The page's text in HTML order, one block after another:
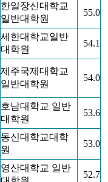
한일장신대학교
일반대학원
55.0
세한대학교일반
대학원
54.1
제주국제대학교
일반대학원
54.0
호남대학교 일반
대학원
53.6
동신대학교대학
원
53.0
영산대학교 일반
52.7